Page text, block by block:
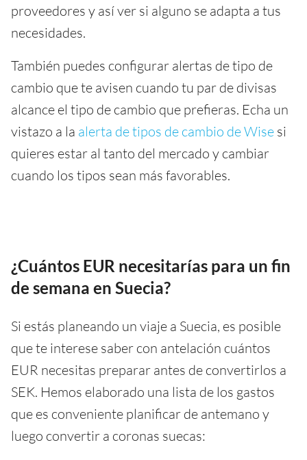
proveedores y así ver si alguno se adapta a tus
necesidades.
También puedes configurar alertas de tipo de
cambio que te avisen cuando tu par de divisas
alcance el tipo de cambio que prefieras. Echa un
vistazo a la alerta de tipos de cambio de Wise si
quieres estar al tanto del mercado y cambiar
cuando los tipos sean más favorables.
¿Cuántos EUR necesitarías para un fin
de semana en Suecia?
Si estás planeando un viaje a Suecia, es posible
que te interese saber con antelación cuántos
EUR necesitas preparar antes de convertirlos a
SEK. Hemos elaborado una lista de los gastos
que es conveniente planificar de antemano y
luego convertir a coronas suecas: